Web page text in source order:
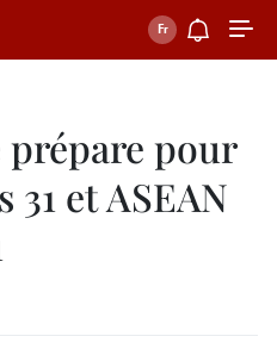
prépare pour
31 et ASEAN